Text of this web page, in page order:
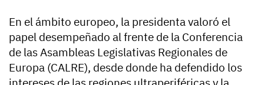
En el ámbito europeo, la presidenta valoró el
papel desempeñado al frente de la Conferencia
de las Asambleas Legislativas Regionales de
Europa (CALRE), desde donde ha defendido los